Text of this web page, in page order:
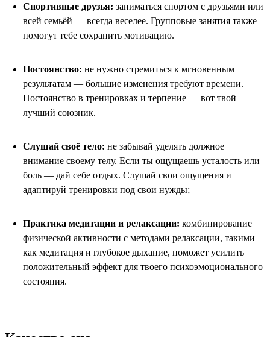
Спортивные друзья: заниматься спортом с друзьями или
всей семьёй — всегда веселее. Групповые занятия также
помогут тебе сохранить мотивацию.
Постоянство: не нужно стремиться к мгновенным
результатам — большие изменения требуют времени.
Постоянство в тренировках и терпение — вот твой
лучший союзник.
Слушай своё тело: не забывай уделять должное
внимание своему телу. Если ты ощущаешь усталость или
боль — дай себе отдых. Слушай свои ощущения и
адаптируй тренировки под свои нужды;
Практика медитации и релаксации: комбинирование
физической активности с методами релаксации, такими
как медитация и глубокое дыхание, поможет усилить
положительный эффект для твоего психоэмоционального
состояния.